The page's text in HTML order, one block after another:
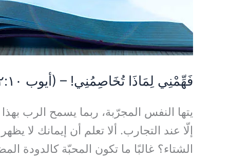
فَهِّمْنِي لِمَاذَا تُخَاصِمُنِي! – (أيوب ٢:١٠)
يتها النفس المجرّبة، ربما يسمح الرب
إلّا عند التجارب. ألا تعلم أن إيمانك
الشتاء؟ غالبًا ما تكون المحبّة كالدودة